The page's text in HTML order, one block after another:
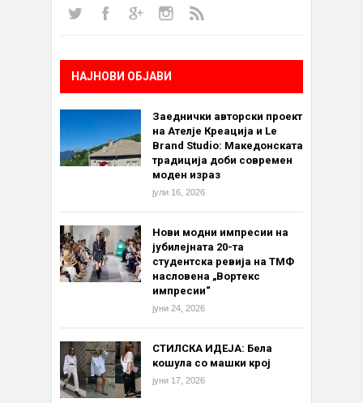
НАЈНОВИ ОБЈАВИ
Заеднички авторски проект
на Ателје Креација и Le
Brand Studio: Македонската
традиција доби современ
моден израз
јули 16, 2026
Нови модни импресии на
јубилејната 20-та
студентска ревија на ТМФ
насловена „Вортекс
импресии“
јуни 24, 2026
СТИЛСКА ИДЕЈА: Бела
кошула со машки крој
јуни 17, 2026